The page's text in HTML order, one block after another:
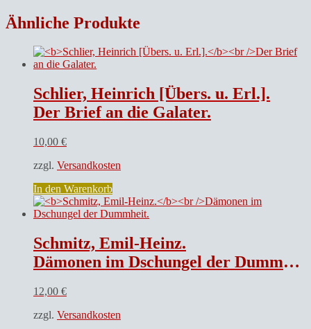
Ähnliche Produkte
Schlier, Heinrich [Übers. u. Erl.].
Der Brief an die Galater.
10,00 €
zzgl. Versandkosten
In den Warenkorb
Schmitz, Emil-Heinz.
Dämonen im Dschungel der Dummheit.
12,00 €
zzgl. Versandkosten